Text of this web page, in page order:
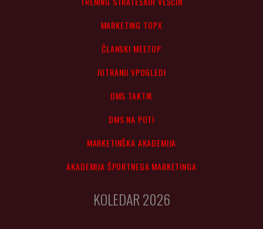
MARKETING TOPX
ČLANSKI MEETUP
JUTRANJI VPOGLEDI
DMS TAKTIK
DMS NA POTI
MARKETINŠKA AKADEMIJA
AKADEMIJA ŠPORTNEGA MARKETINGA
KOLEDAR 2026